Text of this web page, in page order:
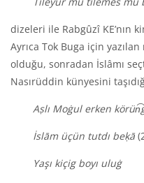
dizeleri ile Rabgûzî
Ayrıca Tok Buga için
olduğu, sonradan İslâmı
Nasırüddin künyesini
Aṣlı Moġul erken
İslām üçün tutdı beḳā
Yaşı kiçig boyı uluġ